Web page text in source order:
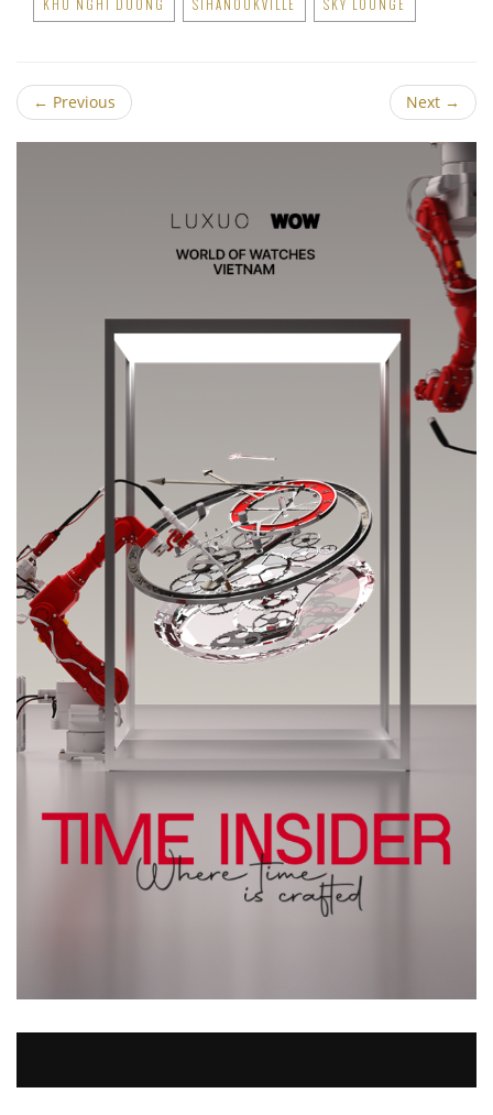
KHU NGHI DUONG SIHANOUKVILLE SKY LOUNGE
← Previous Next →